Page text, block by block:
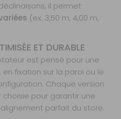
:
:4,5
356 €TTC
Livraison à Domicile
EN LIVRAISON : EN STOCK
Retrait Magasin
il permet
(ex. 3,50 m, 4,00 m,
ET DURABLE
est pensé pour une
, en fixation sur la paroi ou le
Chaque version
pour garantir une
parfait du store.